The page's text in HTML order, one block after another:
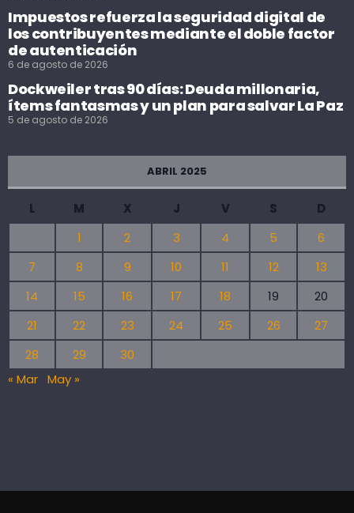
Impuestos refuerza la seguridad digital de
los contribuyentes mediante el doble factor
de autenticación
6 de agosto de 2026
Dockweiler tras 90 días: Deuda millonaria,
ítems fantasmas y un plan para salvar La Paz
5 de agosto de 2026
ABRIL 2025
L M X J V S
D
1
2 3 4 5
6
7
8 9 10 11 12
13
14
15 16 17 18 19
20
21
22 23 24 25 26
27
28
29
30
« Mar May »